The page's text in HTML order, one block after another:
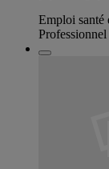
Emploi santé
Professionnel